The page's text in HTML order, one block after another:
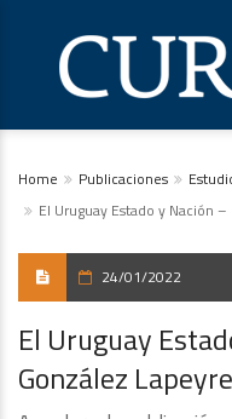
Home Publicaciones
El Uruguay Estado y Nación
24/01/2022
El Uruguay
González Lapeyre